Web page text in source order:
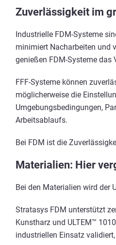
Zuverlässigkeit im
Industrielle FDM-Systeme
minimiert Nacharbeiten und
genießen FDM-Systeme
FFF-Systeme können
möglicherweise die
Umgebungsbedingungen,
Arbeitsablaufs.
Bei FDM ist die
Materialien: Hier
Bei den Materialien wird der
Stratasys FDM unterstützt
Kunstharz und ULTEM™
industriellen Einsatz